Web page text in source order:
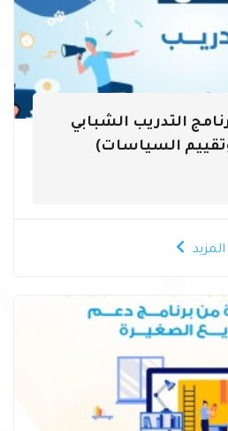
التدريب الشبابي
السياسات)
المزيد